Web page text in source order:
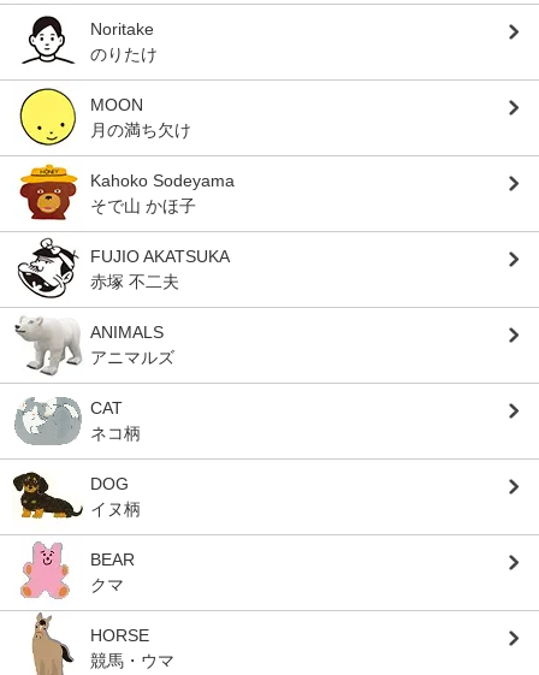
Noritake
のりたけ
MOON
月の満ち欠け
Kahoko Sodeyama
そで山 かほ子
FUJIO AKATSUKA
赤塚 不二夫
ANIMALS
アニマルズ
CAT
ネコ柄
DOG
イヌ柄
BEAR
クマ
HORSE
競馬・ウマ